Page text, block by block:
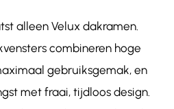
alleen Velux dakramen.
combineren hoge
gebruiksgemak, en
met fraai, tijdloos design.